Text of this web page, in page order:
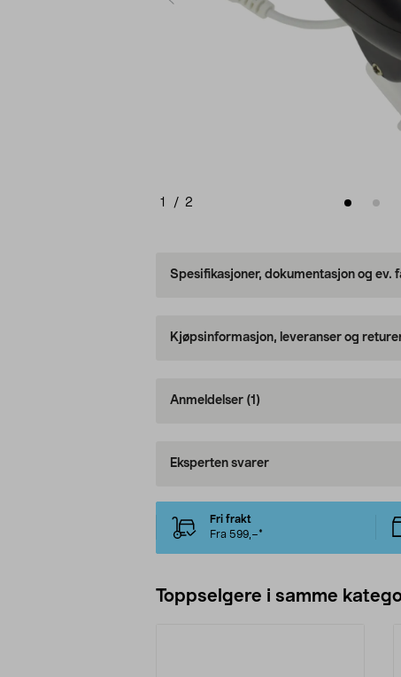
1 / 2
Spesifikasjoner, dokumentasjon og ev.
Kjøpsinformasjon, leveranser og
Anmeldelser (1)
Eksperten svarer
Fri frakt
Fra 599,–*
Toppselgere i samme